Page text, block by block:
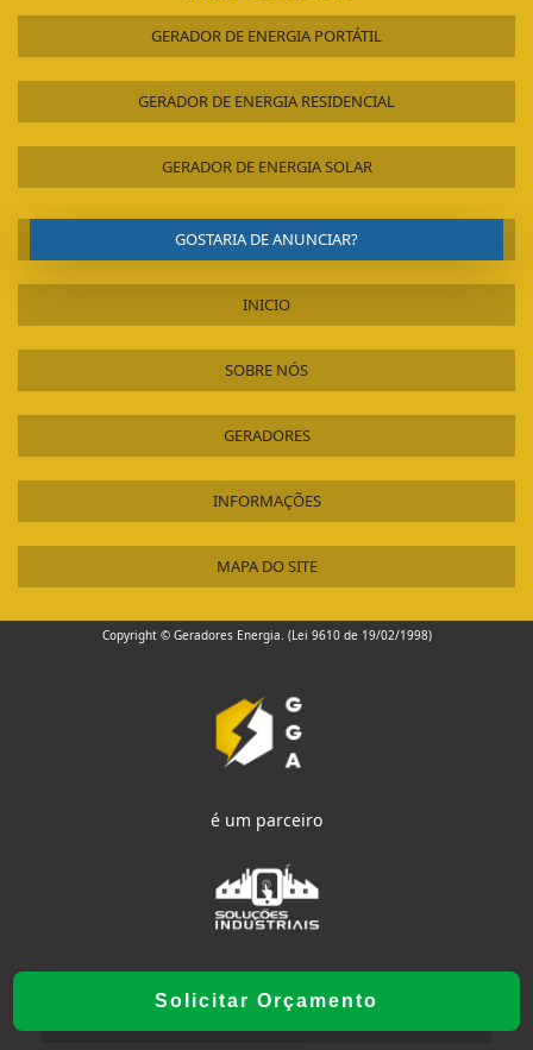
Solicitar Orçamento
GERADOR DE ENERGIA PORTÁTIL
GERADOR DE ENERGIA RESIDENCIAL
GERADOR DE ENERGIA SOLAR
GOSTARIA DE ANUNCIAR?
INICIO
SOBRE NÓS
GERADORES
INFORMAÇÕES
MAPA DO SITE
Copyright © Geradores Energia. (Lei 9610 de 19/02/1998)
é um parceiro